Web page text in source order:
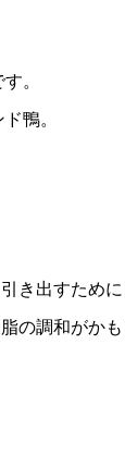
。
鴨。
出すために
の調和がか